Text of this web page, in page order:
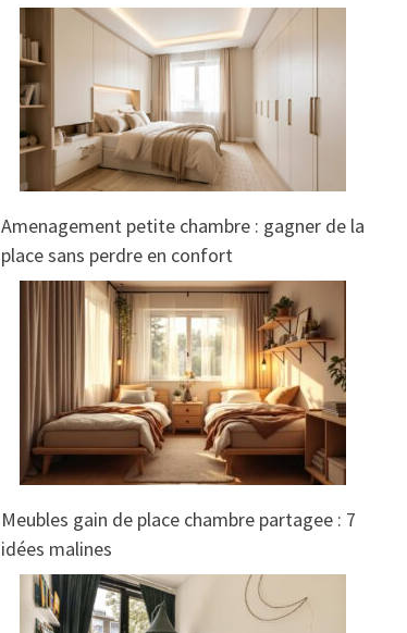
Amenagement petite chambre : gagner de la
place sans perdre en confort
Meubles gain de place chambre partagee : 7
idées malines